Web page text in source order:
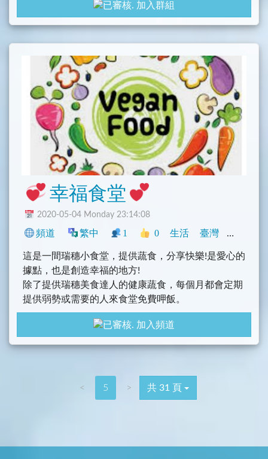
加入群組
幸福食堂
2020-05-04 Monday 23:14:08
頻道 繁中 1 0 生活 臺灣 社群
這是一間瑞穗小食堂，提供蔬食，分享快樂!是愛心的
據點，也是創造幸福的地方!
除了提供瑞穗美食達人的健康蔬食，每個月都會定期
提供弱勢或需要的人來食堂免費呷飯。
希望大家共襄盛舉，一起來推動這個助人的小願望，
讓食堂帶給更多人幸福!!!
加入頻道
< 5 > 共 31 頁